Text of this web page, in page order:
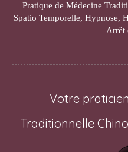
Pratique de Médecine
Spatio Temporelle, Hypnose,
Arrêt
Votre
Traditionnelle